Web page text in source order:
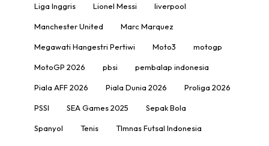
Liga Inggris Lionel Messi liverpool
Manchester United Marc Marquez
Megawati Hangestri Pertiwi Moto3 motogp
MotoGP 2026 pbsi pembalap indonesia
Piala AFF 2026 Piala Dunia 2026 Proliga 2026
PSSI SEA Games 2025 Sepak Bola
Spanyol Tenis TImnas Futsal Indonesia